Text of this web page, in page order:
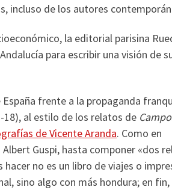
incluso de los autores
la editorial parisina
para escribir una visión de
frente a la propaganda
18), al estilo de los relatos de
de Vicente Aranda. Como en
Guspi, hasta componer «dos
no es un libro de viajes o
sino algo con más hondura; en fin,